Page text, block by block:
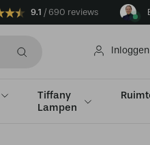
9.1 690 reviews
Inloggen
Tiffany
Lampen